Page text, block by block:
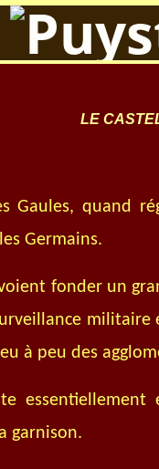
LE
Gaules, quand
Germains.
fonder un
à peu des
garnison.